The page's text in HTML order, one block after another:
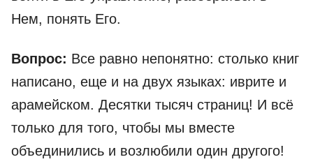
Нем, понять Его.
Вопрос: Все равно непонятно: столько книг
написано, еще и на двух языках: иврите и
арамейском. Десятки тысяч страниц! И всё
только для того, чтобы мы вместе
объединились и возлюбили один другого!